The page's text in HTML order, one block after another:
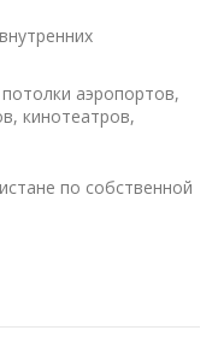
аэропортов,
кинотеатров,
по собственной